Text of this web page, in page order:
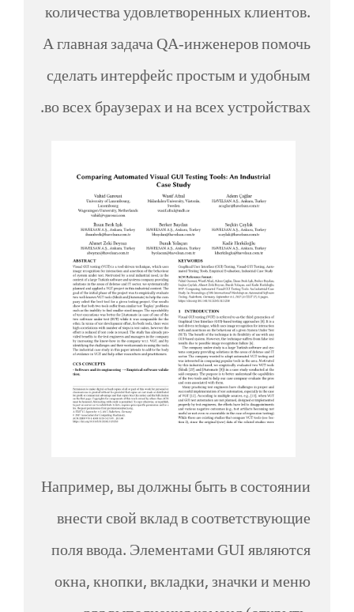
количества удовлетворенных клиентов.
А главная задача QA-инженеров помочь
сделать интерфейс простым и удобным
во всех браузерах и на всех устройствах.
Например, вы должны быть в состоянии
внести свой вклад в соответствующие
поля ввода. Элементами GUI являются
окна, кнопки, вкладки, значки и меню